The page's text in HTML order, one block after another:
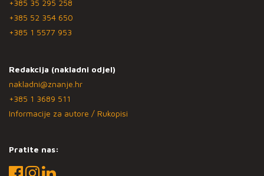
+385 35 295 258
+385 52 354 650
+385 1 5577 953
Redakcija (nakladni odjel)
nakladni@znanje.hr
+385 1 3689 511
Informacije za autore / Rukopisi
Pratite nas: